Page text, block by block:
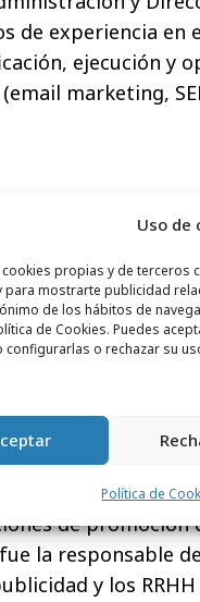
Uso de
propias y de terceros
para mostrarte publicidad
de los hábitos de
de Cookies. Puedes
configurarlas o rechazar su
Política de
de experiencia en
ejecución y
marketing,
de trabajar
donde ocupó el
Durante su
de producto
y blogs.
fue la
Grupo Santander,
López dirigió la
de promoción
la responsable
y los